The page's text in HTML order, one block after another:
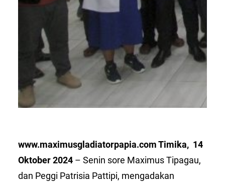
www.maximusgladiatorpapia.com Timika, 14
Oktober 2024 – Senin sore Maximus Tipagau,
dan Peggi Patrisia Pattipi, mengadakan